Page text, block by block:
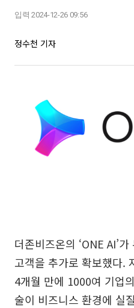
입력 2024-12-26 09:56
정수천 기자
더존비즈온의 ‘ONE AI’
고객을 추가로 확보했다.
4개월 만에 1000여 기업
술이 비즈니스 환경에 실